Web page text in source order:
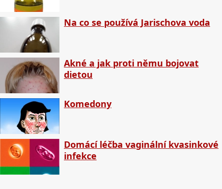
Na co se používá Jarischova voda
Akné a jak proti němu bojovat
dietou
Komedony
Domácí léčba vaginální kvasinkové
infekce